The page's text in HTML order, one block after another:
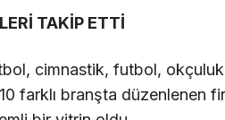
TAKİP ETTİ
cimnastik, futbol,
farklı branşta düzenlenen